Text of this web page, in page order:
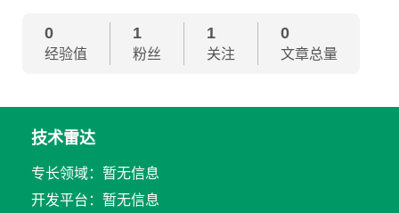
0
经验值
1
粉丝
1
关注
0
文章总量
技术雷达
专长领域：暂无信息
开发平台：暂无信息